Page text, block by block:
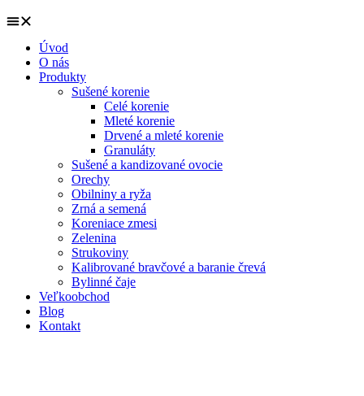
Úvod
O nás
Produkty
Sušené korenie
Celé korenie
Mleté korenie
Drvené a mleté korenie
Granuláty
Sušené a kandizované ovocie
Orechy
Obilniny a ryža
Zrná a semená
Koreniace zmesi
Zelenina
Strukoviny
Kalibrované bravčové a baranie črevá
Bylinné čaje
Veľkoobchod
Blog
Kontakt